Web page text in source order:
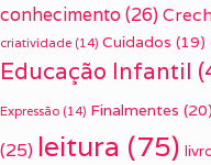
conhecimento(26)
criatividade (14) Cuidados (19)
Educação Infantil
Expressão (14) Finalmentes (20)
(25) leitura (75)